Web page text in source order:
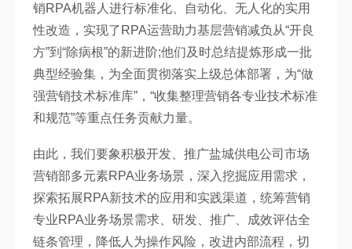
销RPA机器人进行标准化、自动化、无人化的实用
性改造，实现了RPA运营助力基层营销减负从“开良
方”到“除病根”的新进阶;他们及时总结提炼形成一批
典型经验集，为全面贯彻落实上级总体部署，为“做
强营销技术标准库”，“收集整理营销各专业技术标准
和规范”等重点任务贡献力量。
由此，我们要象积极开发、推广盐城供电公司市场
营销部多元素RPA业务场景，深入挖掘应用需求，
探索拓展RPA新技术的应用和实践渠道，统筹营销
专业RPA业务场景需求、研发、推广、成效评估全
链条管理，降低人为操作风险，改进内部流程，切